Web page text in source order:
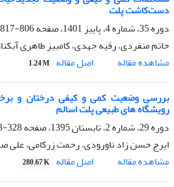
دست‌کاشت پلت
دوره 35، شماره 4، پاییز 1401، صفحه
806-817
حاتم منفردی، رقیه جهدی، کامبیز طاهری
مشاهده مقاله
اصل مقاله 1.24 M
بررسی وضعیت کمی و کیفی درختان و
رویشگاه های طبیعی پلت اسالم
دوره 29، شماره 2، تابستان 1395، صفحه
328-338
ایرج حسن زاد ناورودی، رحمت زرکامی، علی
مشاهده مقاله
اصل مقاله 280.67 K